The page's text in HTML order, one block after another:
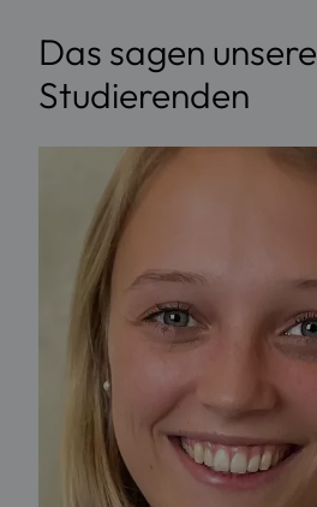
Das sagen unsere
Studierenden